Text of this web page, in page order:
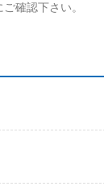
確認下さい。